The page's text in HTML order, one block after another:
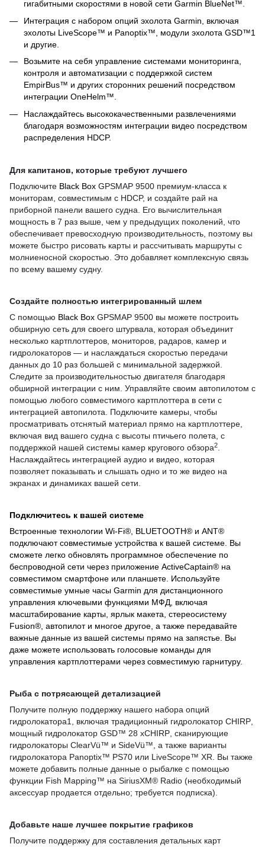
гигабитными скоростями в новой сети Garmin BlueNet™.
Интеграция с набором опций эхолота Garmin, включая
эхолоты LiveScope™ и Panoptix™, модули эхолота GSD™1
и другие.
Возьмите на себя управление системами мониторинга,
контроля и автоматизации с поддержкой систем
EmpirBus™ и других сторонних решений посредством
интеграции OneHelm™.
Наслаждайтесь высококачественными развлечениями
благодаря возможностям интеграции видео посредством
распределения HDCP.
Для капитанов, которые требуют лучшего
Подключите Black Box GPSMAP 9500 премиум-класса к
мониторам, совместимым с HDCP, и создайте рай на
приборной панели вашего судна. Его вычислительная
мощность в 7 раз выше, чем у предыдущих поколений, что
обеспечивает превосходную производительность, поэтому вы
можете быстро рисовать карты и рассчитывать маршруты с
молниеносной скоростью. Это добавляет комплексную связь
по всему вашему судну.
Создайте полностью интегрированный шлем
С помощью Black Box GPSMAP 9500 вы можете построить
обширную сеть для своего штурвала, которая объединит
несколько картплоттеров, мониторов, радаров, камер и
гидролокаторов — и наслаждаться скоростью передачи
данных до 10 раз большей с минимальной задержкой.
Следите за производительностью двигателя благодаря
обширной интеграции с ним. Управляйте своим автопилотом с
помощью любого совместимого картплоттера в сети с
интеграцией автопилота. Подключите камеры, чтобы
просматривать отснятый материал прямо на картплоттере,
включая вид вашего судна с высоты птичьего полета, с
поддержкой нашей системы камер кругового обзора2
Наслаждайтесь интеграцией аудио и видео, которая
позволяет показывать и слышать одно и то же видео на
экранах и динамиках вашей сети.
Подключитесь к вашей системе
Встроенные технологии Wi-Fi®, BLUETOOTH® и ANT®
подключают совместимые устройства к вашей системе. Вы
сможете легко обновлять программное обеспечение по
беспроводной сети через приложение ActiveCaptain® на
совместимом смартфоне или планшете. Используйте
совместимые умные часы Garmin для дистанционного
управления ключевыми функциями МФД, включая
масштабирование карты, ярлык макета, стереосистему
Fusion®, автопилот и многое другое, а также передавайте
важные данные из вашей системы прямо на запястье. Вы
даже можете использовать голосовые команды для
управления картплоттерами через совместимую гарнитуру.
Рыба с потрясающей детализацией
Получите полную поддержку нашего набора опций
гидролокатора1, включая традиционный гидролокатор CHIRP
мощный гидролокатор GSD™ 28 xCHIRP , сканирующие
гидролокаторы ClearVü™ и SideVü™, а также варианты
гидролокатора Panoptix™ PS70 или LiveScope™ XR
Вы также
можете добавить полные данные о рыбалке с помощью
функции Fish Mapping™ на SiriusXM® Radio (необходимый
аксессуар продается отдельно; требуется подписка).
Добавьте наше лучшее покрытие графиков
Получите поддержку для составления детальных карт